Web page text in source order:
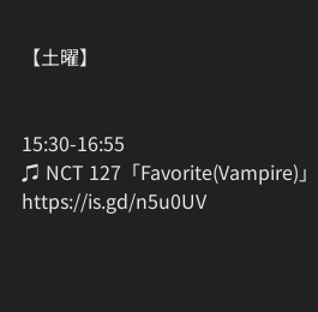
【土曜】
15:30-16:55
♫ NCT 127「Favorite(Vampire)」
https://is.gd/n5u0UV